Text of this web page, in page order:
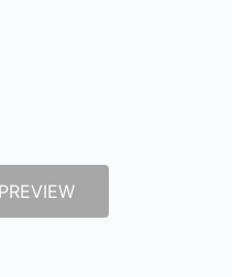
PREVIEW